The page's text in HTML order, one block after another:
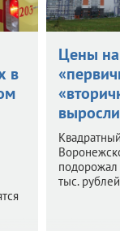
в
Цены на
выросли
тыс.